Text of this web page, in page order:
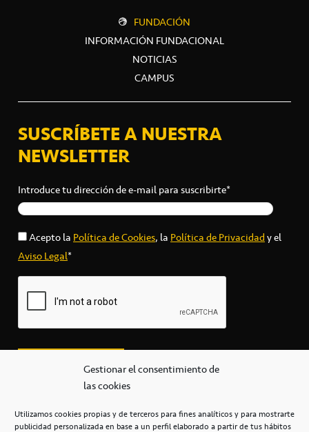
Gestionar el consentimiento de
las cookies
Utilizamos cookies propias y de terceros para fines analíticos y para mostrarte
publicidad personalizada en base a un perfil elaborado a partir de tus hábitos
FUNDACIÓN
INFORMACIÓN FUNDACIONAL
NOTICIAS
CAMPUS
SUSCRÍBETE A NUESTRA
NEWSLETTER
Introduce tu dirección de e-mail para suscribirte*
Acepto laPolítica de Cookies, laPolítica de Privacidady el
Aviso Legal*